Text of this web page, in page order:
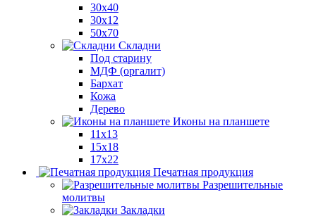
30x40
30х12
50x70
Складни
Под старину
МДФ (оргалит)
Бархат
Кожа
Дерево
Иконы на планшете
11х13
15х18
17х22
Печатная продукция
Разрешительные
молитвы
Закладки